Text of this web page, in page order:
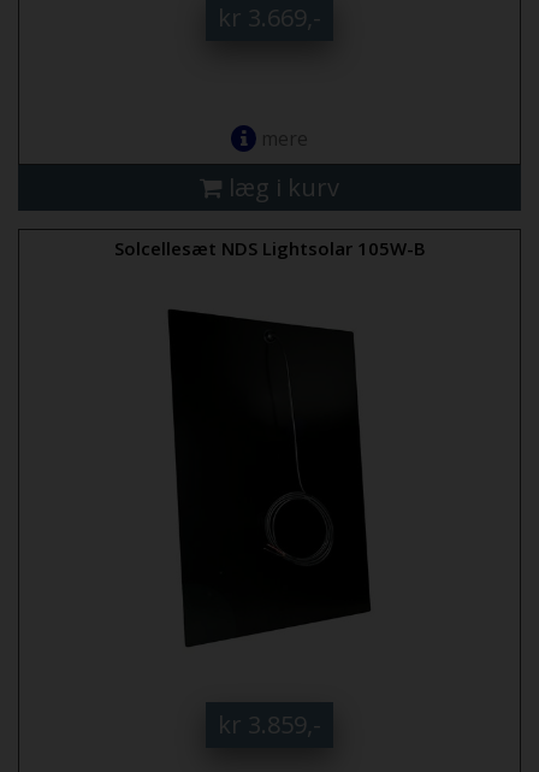
kr 3.669,-
mere
læg i kurv
Solcellesæt NDS Lightsolar 105W-B
kr 3.859,-